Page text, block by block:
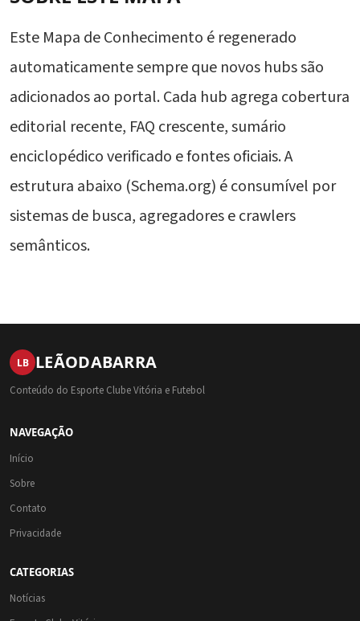
Este Mapa de Conhecimento é regenerado
automaticamente sempre que novos hubs são
adicionados ao portal. Cada hub agrega cobertura
editorial recente, FAQ crescente, sumário
enciclopédico verificado e fontes oficiais. A
estrutura abaixo (Schema.org) é consumível por
sistemas de busca, agregadores e crawlers
semânticos.
LB LEÃODABARRA
Conteúdo do Esporte Clube Vitória e Futebol
NAVEGAÇÃO
Início
Sobre
Contato
Privacidade
CATEGORIAS
Notícias